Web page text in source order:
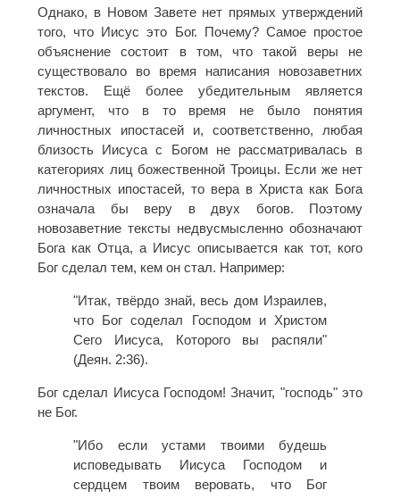
Однако, в Новом Завете нет прямых утверждений
того, что Иисус это Бог. Почему? Самое простое
объяснение состоит в том, что такой веры не
существовало во время написания новозаветних
текстов. Ещё более убедительным является
аргумент, что в то время не было понятия
личностных ипостасей и, соответственно, любая
близость Иисуса с Богом не рассматривалась в
категориях лиц божественной Троицы. Если же нет
личностных ипостасей, то вера в Христа как Бога
означала бы веру в двух богов. Поэтому
новозаветние тексты недвусмысленно обозначают
Бога как Отца, а Иисус описывается как тот, кого
Бог сделал тем, кем он стал. Например:
"Итак, твёрдо знай, весь дом Израилев,
что Бог соделал Господом и Христом
Сего Иисуса, Которого вы распяли"
(Деян. 2:36).
Бог сделал Иисуса Господом! Значит, "господь" это
не Бог.
"Ибо если устами твоими будешь
исповедывать Иисуса Господом и
сердцем твоим веровать, что Бог